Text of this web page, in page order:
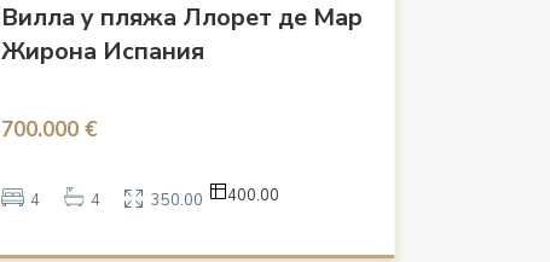
Вилла у пляжа Ллорет де Мар
Жирона Испания
700.000 €
4 4 350.00 400.00